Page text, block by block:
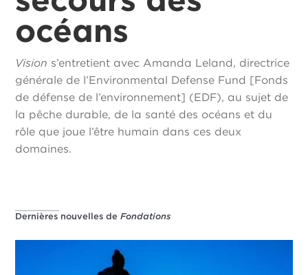
océans
Vision s’entretient avec Amanda Leland, directrice
générale de l’Environmental Defense Fund [Fonds
de défense de l’environnement] (EDF), au sujet de
la pêche durable, de la santé des océans et du
rôle que joue l’être humain dans ces deux
domaines.
Dernières nouvelles deFondations